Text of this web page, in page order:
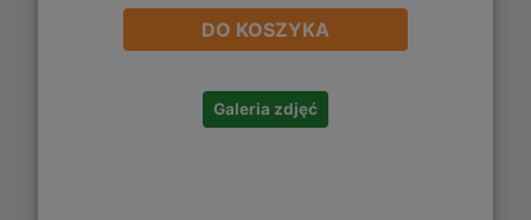
DO KOSZYKA
Galeria zdjęć